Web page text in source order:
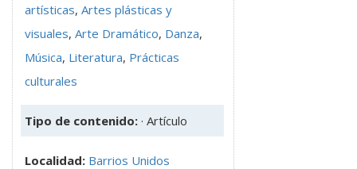
artísticas, Artes plásticas y
visuales, Arte Dramático, Danza,
Música, Literatura, Prácticas
culturales
Tipo de contenido: · Artículo
Localidad: Barrios Unidos